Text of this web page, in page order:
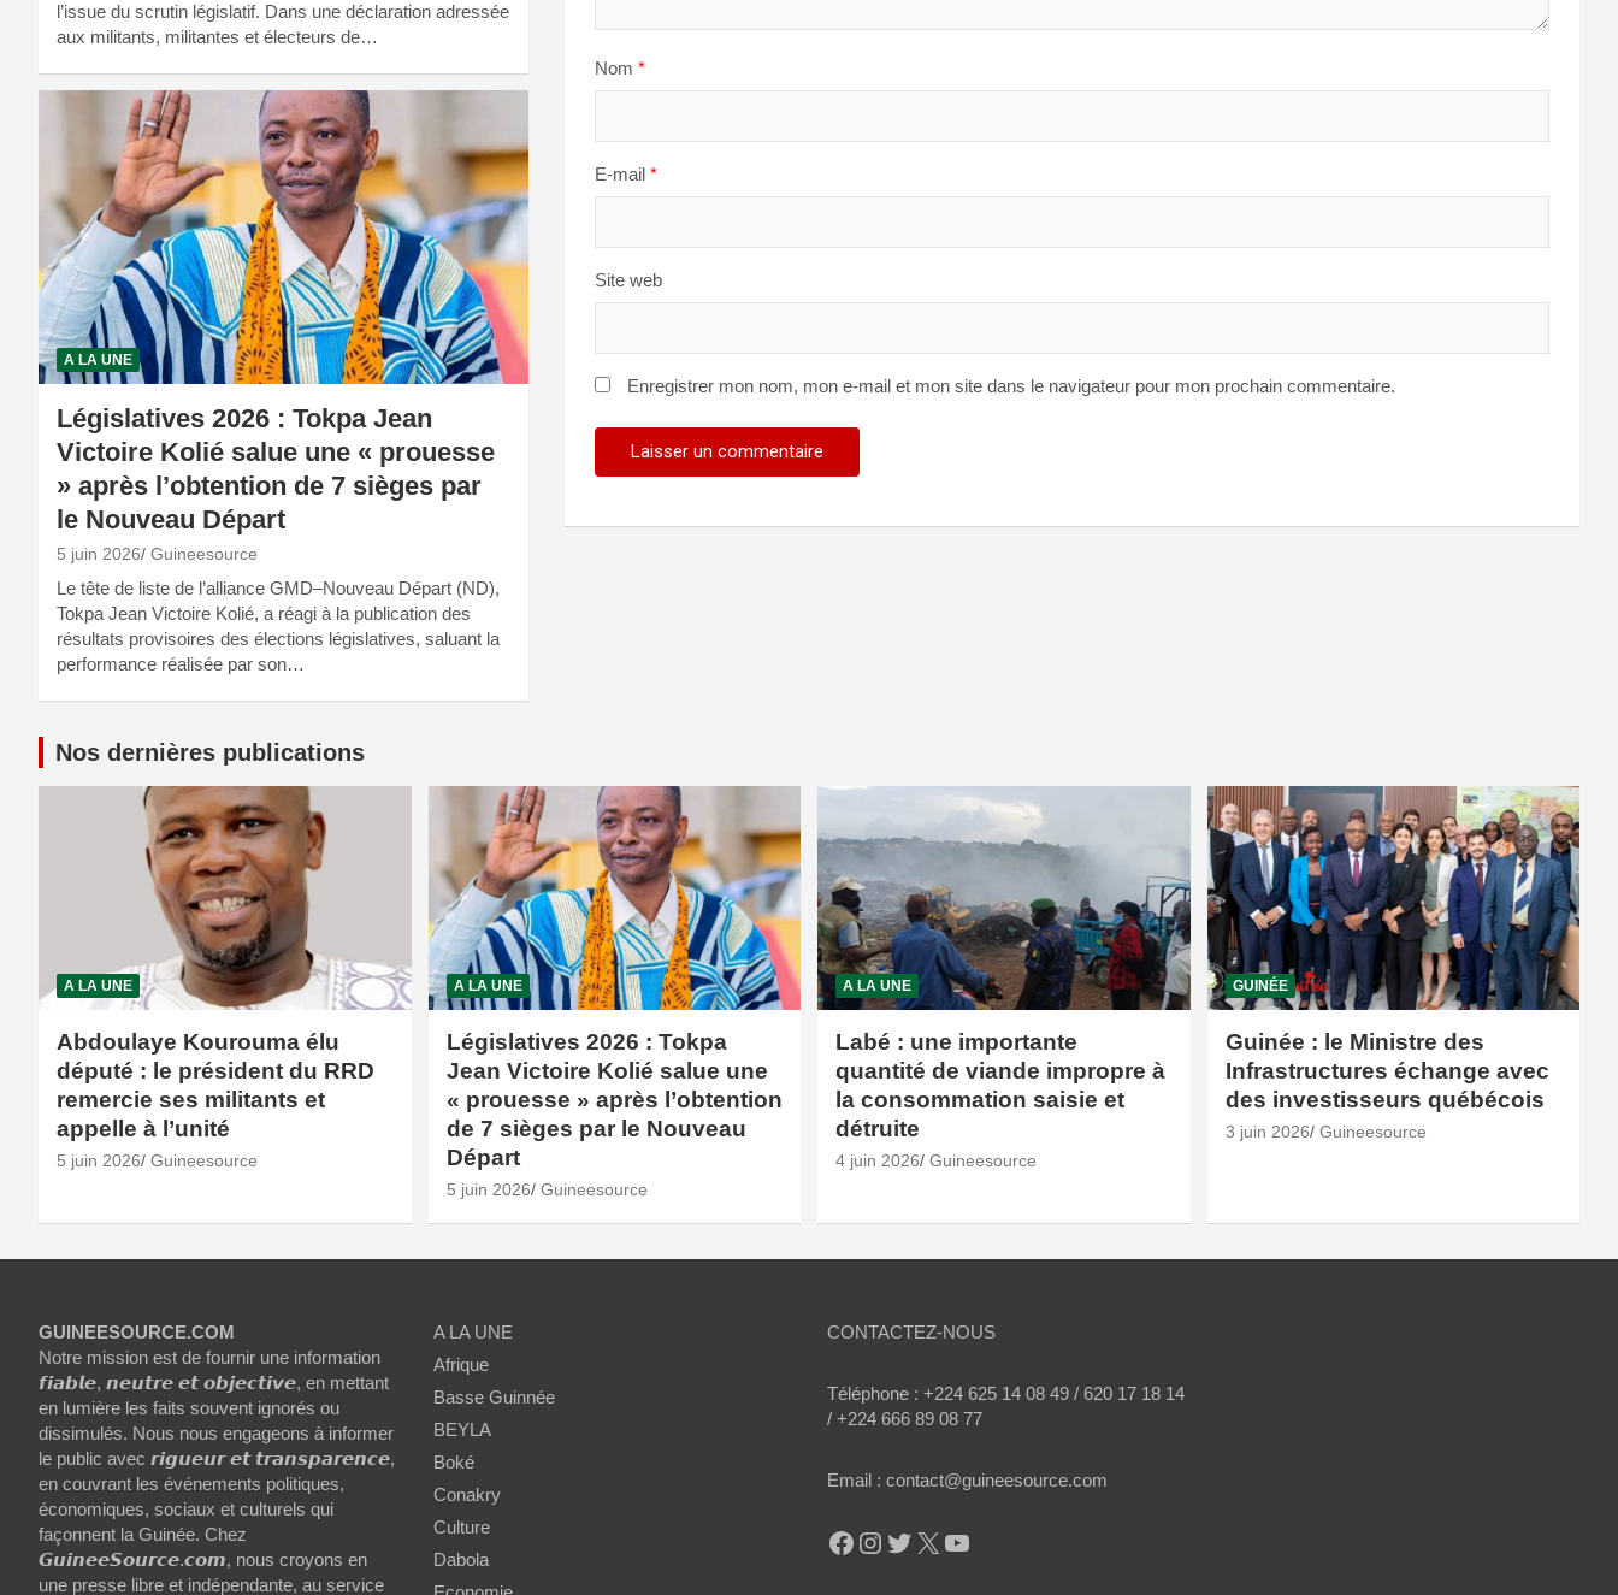
Nom *
E-mail *
Site web
Enregistrer mon nom, mon e-mail et mon site dans le navigateur pour mon prochain commentaire.
l’issue du scrutin législatif. Dans une déclaration adressée
aux militants, militantes et électeurs de…
A LA UNE
Législatives 2026 : Tokpa Jean
Victoire Kolié salue une « prouesse
» après l’obtention de 7 sièges par
le Nouveau Départ
5 juin 2026 Guineesource
Le tête de liste de l’alliance GMD–Nouveau Départ (ND),
Tokpa Jean Victoire Kolié, a réagi à la publication des
résultats provisoires des élections législatives, saluant la
performance réalisée par son…
Nos dernières publications
A LA UNE
Abdoulaye Kourouma élu
député : le président du RRD
remercie ses militants et
appelle à l’unité
5 juin 2026 Guineesource
A LA UNE
Législatives 2026 : Tokpa
Jean Victoire Kolié salue une
« prouesse » après l’obtention
de 7 sièges par le Nouveau
Départ
5 juin 2026 Guineesource
A LA UNE
Labé : une importante
quantité de viande impropre à
la consommation saisie et
détruite
4 juin 2026 Guineesource
GUINÉE
Guinée : le Ministre des
Infrastructures échange avec
des investisseurs québécois
3 juin 2026 Guineesource
GUINEESOURCE.COM
Notre mission est de fournir une information
𝙛𝙞𝙖𝙗𝙡𝙚, 𝙣𝙚𝙪𝙩𝙧𝙚 𝙚𝙩 𝙤𝙗𝙟𝙚𝙘𝙩𝙞𝙫𝙚, en mettant
en lumière les faits souvent ignorés ou
dissimulés. Nous nous engageons à informer
le public avec 𝙧𝙞𝙜𝙪𝙚𝙪𝙧 𝙚𝙩 𝙩𝙧𝙖𝙣𝙨𝙥𝙖𝙧𝙚𝙣𝙘𝙚,
en couvrant les événements politiques,
économiques, sociaux et culturels qui
façonnent la Guinée. Chez
𝙂𝙪𝙞𝙣𝙚𝙚𝙎𝙤𝙪𝙧𝙘𝙚.𝙘𝙤𝙢, nous croyons en
une presse libre et indépendante, au service
A LA UNE
Afrique
Basse Guinnée
BEYLA
Boké
Conakry
Culture
Dabola
CONTACTEZ-NOUS
Téléphone : +224 625 14 08 49 / 620 17 18 14
/ +224 666 89 08 77
Email : contact@guineesource.com
Facebook
Instagram
Twitter
X YouTube